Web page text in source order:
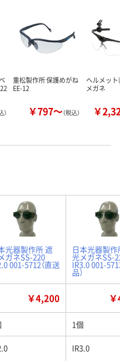
）
重松製作所 保護めがね
EE-12
￥797～（税込）
ヘルメッ
メガネ
￥
光器製作所 遮
ガネSS-220
001-5712（直送
日本光器製作
光メガネSS-
IR3.0 001-
品）
￥4,200
1個
IR3.0